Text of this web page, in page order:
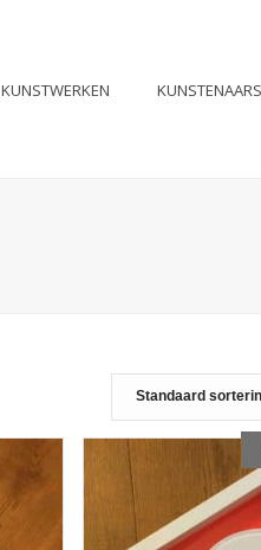
KUNSTWERKEN KUNSTENAARS